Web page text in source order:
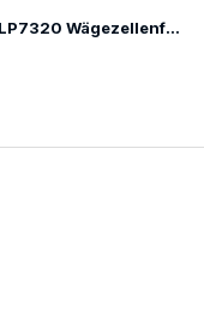
LP7320 Wägezellenfuß